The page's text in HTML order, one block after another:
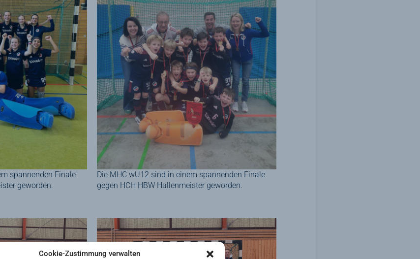
Cookie-Zustimmung verwalten
spannenden Finale
geworden.
Die MHC wU12 sind in einem spannenden Finale
gegen HCH HBW Hallenmeister geworden.